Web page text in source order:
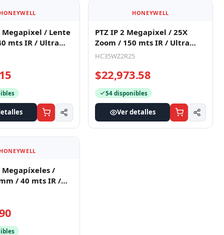
HONEYWELL
Megapixel / Lente
IR / Ultra
/ NDAA
HONEYWELL
PTZ IP 2 Megapixel / 25X
Zoom / 150 mts IR / Ultra
Baja Iluminación / H.265 / IA
HC35WZ2R25
$22,973.58
54 disponibles
Ver detalles
HONEYWELL
Megapíxeles /
/ 40 mts IR /